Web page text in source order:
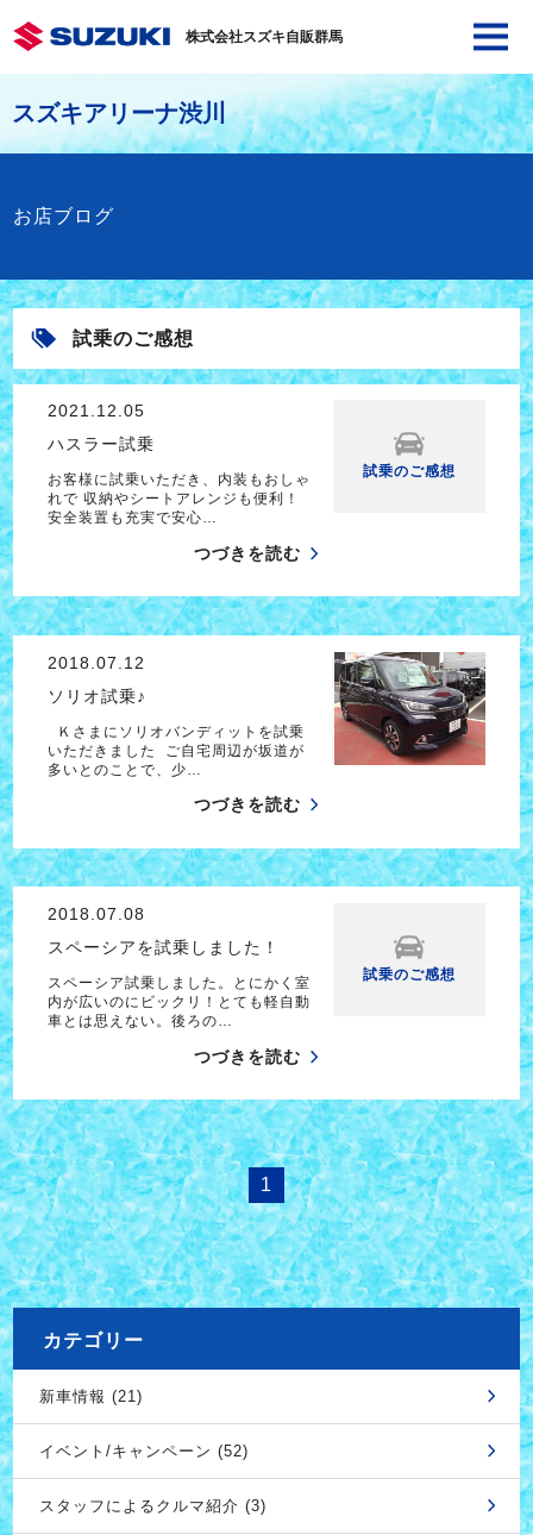
株式会社スズキ自販群馬
スズキアリーナ渋川
お店ブログ
試乗のご感想
2021.12.05
ハスラー試乗
お客様に試乗いただき、内装もおしゃ
れで 収納やシートアレンジも便利！
安全装置も充実で安心…
つづきを読む
試乗のご感想
2018.07.12
ソリオ試乗♪
Ｋさまにソリオバンディットを試乗
いただきました ご自宅周辺が坂道が
多いとのことで、少…
つづきを読む
2018.07.08
スペーシアを試乗しました！
スペーシア試乗しました。とにかく室
内が広いのにビックリ！とても軽自動
車とは思えない。後ろの…
つづきを読む
試乗のご感想
1
カテゴリー
新車情報 (21)
イベント/キャンペーン (52)
スタッフによるクルマ紹介 (3)